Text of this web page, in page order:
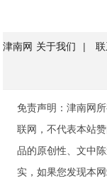
津南网 关于我们 |
免责声明：津南网
联网，不代表本站
品的原创性、文中
实，如果您发现本